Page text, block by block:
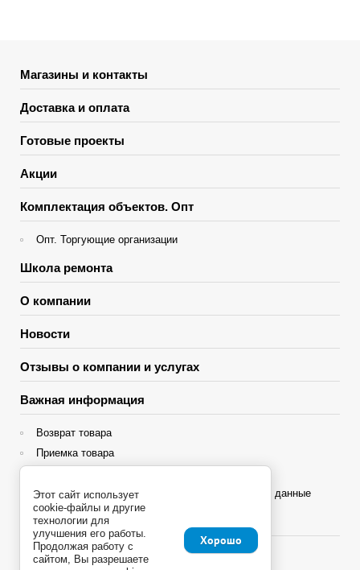
Магазины и контакты
Доставка и оплата
Готовые проекты
Акции
Комплектация объектов. Опт
Опт. Торгующие организации
Школа ремонта
О компании
Новости
Отзывы о компании и услугах
Важная информация
Возврат товара
Приемка товара
Политика конфиденциальности и персональные данные
Яндекс Сплит
Этот сайт использует
cookie-файлы и другие
технологии для
улучшения его работы.
Продолжая работу с
сайтом, Вы разрешаете
Хорошо